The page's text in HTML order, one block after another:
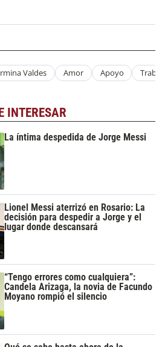
Valdes Amor Apoyo
INTERESAR
La íntima despedida de Jorge Messi
Lionel Messi aterrizó en Rosario: La
decisión para despedir a Jorge y el
lugar donde descansará
“Tengo errores como cualquiera”:
Candela Arizaga, la novia de Facundo
Moyano rompió el silencio